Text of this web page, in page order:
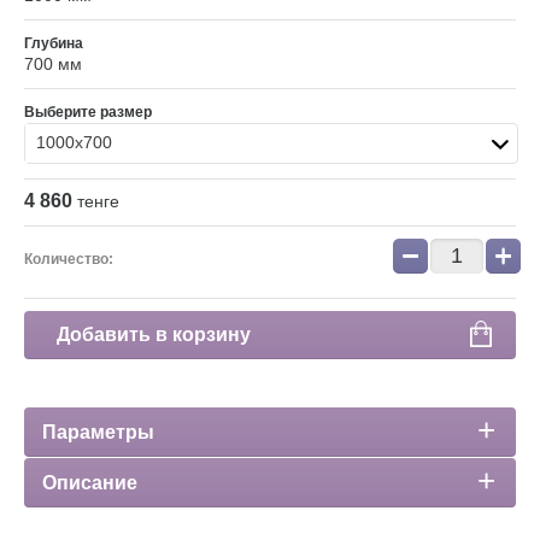
Глубина
700 мм
Выберите размер
1000х700
4 860 тенге
Количество: − +
Добавить в корзину
Параметры
Описание